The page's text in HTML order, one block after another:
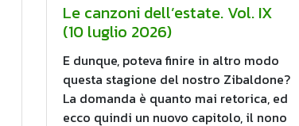
Le canzoni dell’estate. Vol. IX
(10 luglio 2026)
E dunque, poteva finire in altro modo
questa stagione del nostro Zibaldone?
La domanda è quanto mai retorica, ed
ecco quindi un nuovo capitolo, il nono